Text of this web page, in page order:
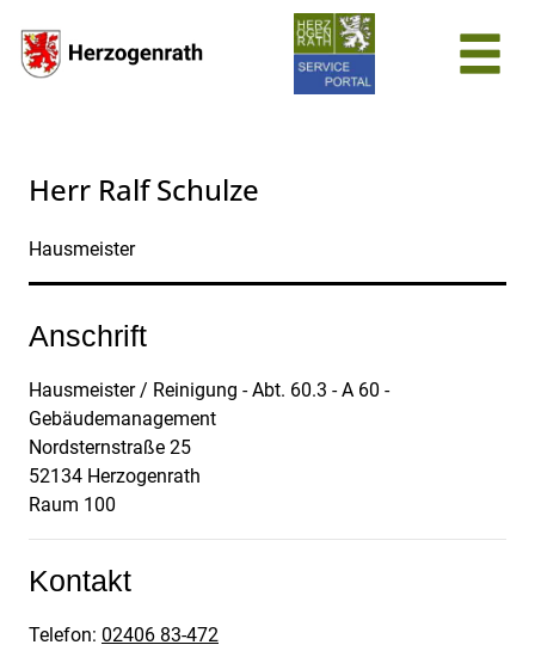
Herr Ralf Schulze
Hausmeister
Anschrift
Hausmeister / Reinigung - Abt. 60.3 - A 60 -
Gebäudemanagement
Nordsternstraße 25
52134 Herzogenrath
Raum 100
Kontakt
Telefon: 02406 83-472